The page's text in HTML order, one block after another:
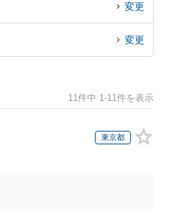
変更
変更
11件中 1-11件を表示
東京都